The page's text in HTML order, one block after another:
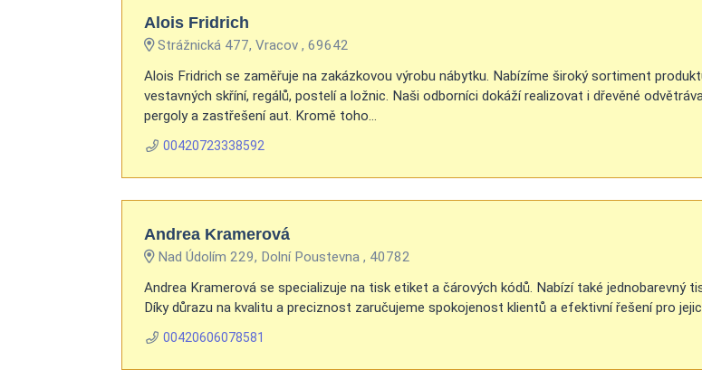
Alois Fridrich
Strážnická 477, Vracov , 69642
Alois Fridrich se zaměřuje na zakázkovou výrobu nábytku. Nabízíme široký sortiment
vestavných skříní, regálů, postelí a ložnic. Naši odborníci dokáží realizovat i dřevěné
pergoly a zastřešení aut. Kromě toho...
00420723338592
Andrea Kramerová
Nad Údolím 229, Dolní Poustevna , 40782
Andrea Kramerová se specializuje na tisk etiket a čárových kódů. Nabízí také jednobarevný
Díky důrazu na kvalitu a preciznost zaručujeme spokojenost klientů a efektivní řešení pro
00420606078581